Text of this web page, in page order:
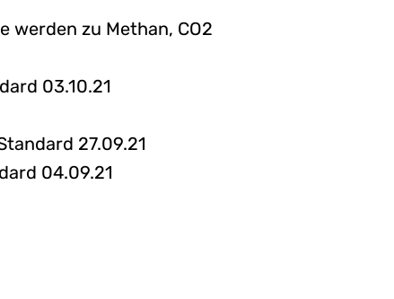
zu Methan, CO2
03.10.21
27.09.21
04.09.21